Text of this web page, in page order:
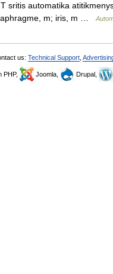
sritis automatika
m; iris, m …
us: Technical Support
PHP, Joomla, Drupal,